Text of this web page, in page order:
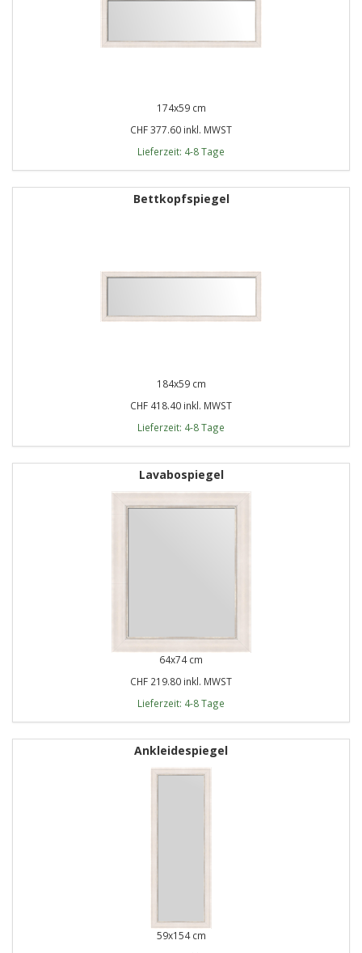
174x59 cm
CHF 377.60 inkl. MWST
Lieferzeit: 4-8 Tage
Bettkopfspiegel
184x59 cm
CHF 418.40 inkl. MWST
Lieferzeit: 4-8 Tage
Lavabospiegel
64x74 cm
CHF 219.80 inkl. MWST
Lieferzeit: 4-8 Tage
Ankleidespiegel
59x154 cm